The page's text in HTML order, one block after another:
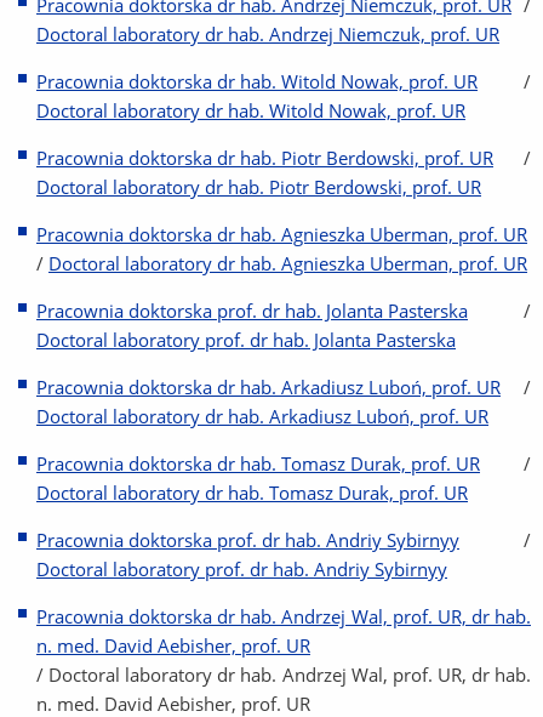
Pracownia doktorska dr hab. Andrzej Niemczuk, prof. UR /
Doctoral laboratory dr hab. Andrzej Niemczuk, prof. UR
Pracownia doktorska dr hab. Witold Nowak, prof. UR /
Doctoral laboratory dr hab. Witold Nowak, prof. UR
Pracownia doktorska dr hab. Piotr Berdowski, prof. UR /
Doctoral laboratory dr hab. Piotr Berdowski, prof. UR
Pracownia doktorska dr hab. Agnieszka Uberman, prof. UR
/ Doctoral laboratory dr hab. Agnieszka Uberman, prof. UR
Pracownia doktorska prof. dr hab. Jolanta Pasterska /
Doctoral laboratory prof. dr hab. Jolanta Pasterska
Pracownia doktorska dr hab. Arkadiusz Luboń, prof. UR /
Doctoral laboratory dr hab. Arkadiusz Luboń, prof. UR
Pracownia doktorska dr hab. Tomasz Durak, prof. UR /
Doctoral laboratory dr hab. Tomasz Durak, prof. UR
Pracownia doktorska prof. dr hab. Andriy Sybirnyy /
Doctoral laboratory prof. dr hab. Andriy Sybirnyy
Pracownia doktorska dr hab. Andrzej Wal, prof. UR, dr hab.
n. med. David Aebisher, prof. UR
/ Doctoral laboratory dr hab. Andrzej Wal, prof. UR, dr hab.
n. med. David Aebisher, prof. UR